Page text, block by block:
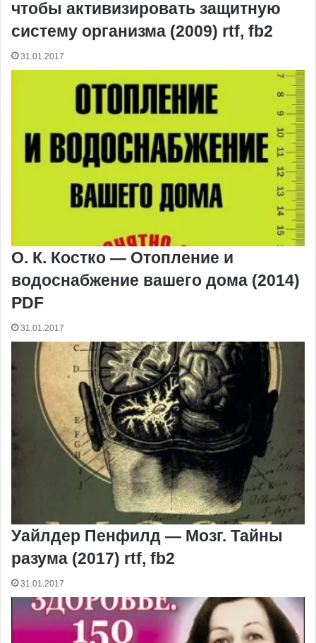
чтобы активизировать защитную
систему организма (2009) rtf, fb2
31.01.2017
О. К. Костко — Отопление и
водоснабжение вашего дома (2014)
PDF
31.01.2017
Уайлдер Пенфилд — Мозг. Тайны
разума (2017) rtf, fb2
31.01.2017